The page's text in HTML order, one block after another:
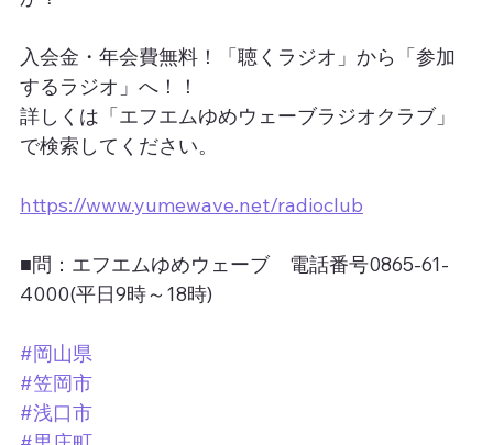
入会金・年会費無料！「聴くラジオ」から「参加
するラジオ」へ！！
詳しくは「エフエムゆめウェーブラジオクラブ」
で検索してください。
https://www.yumewave.net/radioclub
■問：エフエムゆめウェーブ　電話番号0865-61-
4000(平日9時～18時)
#岡山県
#笠岡市
#浅口市